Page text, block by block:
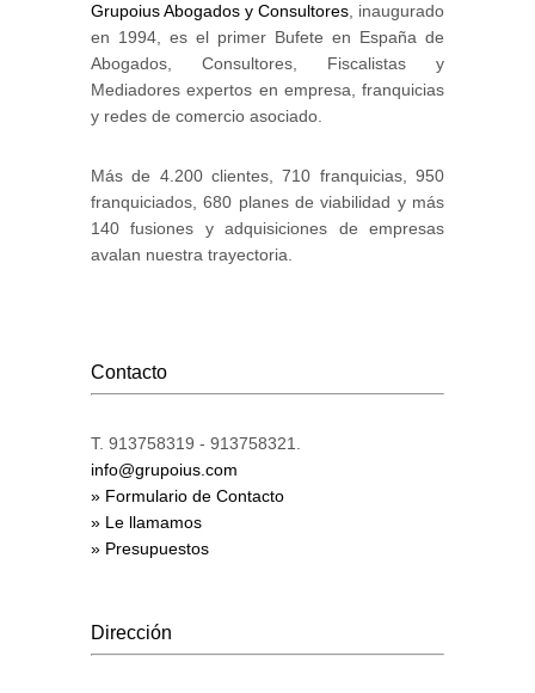
Grupoius Abogados y Consultores , inaugurado
en 1994, es el primer Bufete en España de
Abogados, Consultores, Fiscalistas y
Mediadores expertos en empresa, franquicias
y redes de comercio asociado.
Más de 4.200 clientes, 710 franquicias, 950
franquiciados, 680 planes de viabilidad y más
140 fusiones y adquisiciones de empresas
avalan nuestra trayectoria.
Contacto
T. 913758319 - 913758321.
info@grupoius.com
» Formulario de Contacto
» Le llamamos
» Presupuestos
Dirección